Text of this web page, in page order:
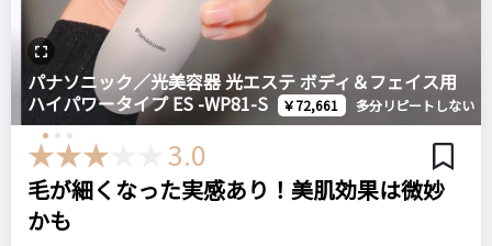
パナソニック／光美容器 光エステ ボディ＆フェイス用
ハイパワータイプ ES -WP81-S
￥72,661 多分リピートしない
3.0
毛が細くなった実感あり！美肌効果は微妙
かも